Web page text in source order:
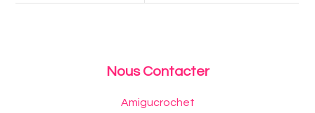
Nous Contacter
Amigucrochet